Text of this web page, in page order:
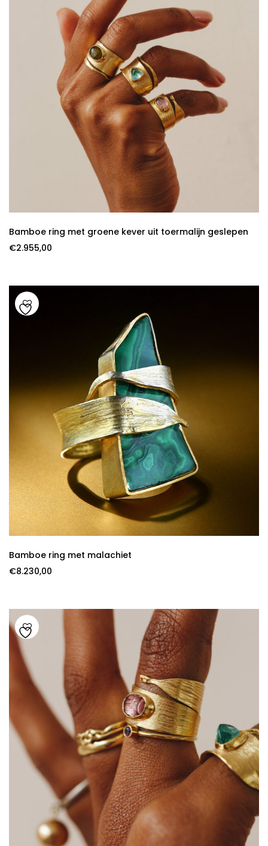
Bamboe ring met groene kever uit toermalijn geslepen
€2.955,00
Bamboe ring met malachiet
€8.230,00